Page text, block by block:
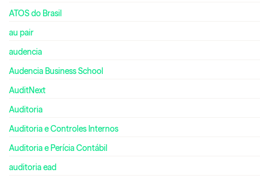
ATOS do Brasil
au pair
audencia
Audencia Business School
AuditNext
Auditoria
Auditoria e Controles Internos
Auditoria e Perícia Contábil
auditoria ead